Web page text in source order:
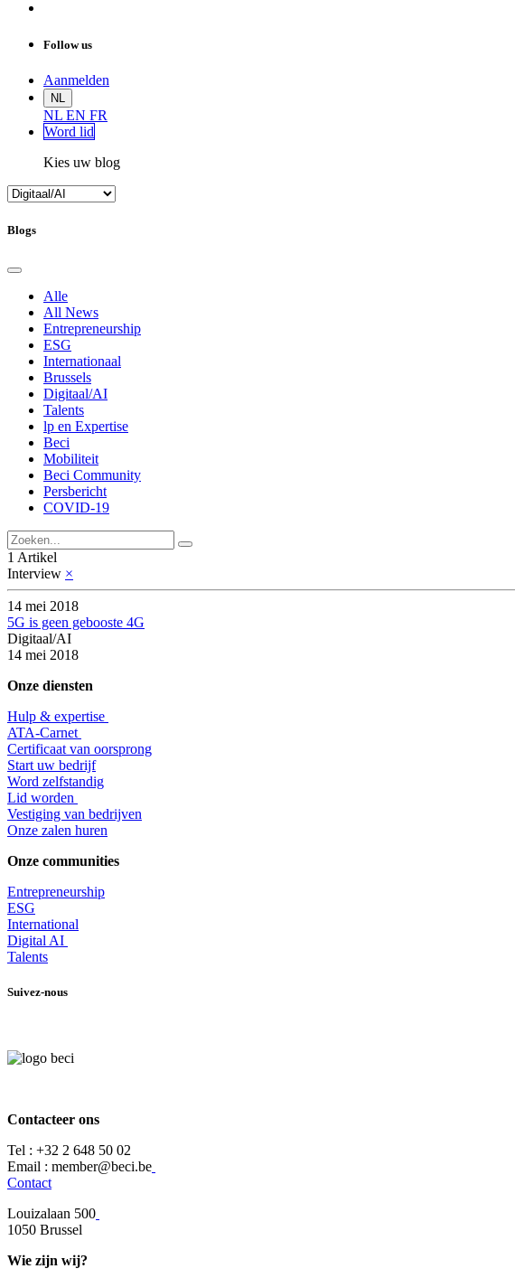
Follow us
Aanmelden
NL
NL EN FR
Word lid
Kies uw blog
Blogs
Alle
All News
Entrepreneurship
ESG
Internationaal
Brussels
Digitaal/AI
Talents
lp en Expertise
Beci
Mobiliteit
Beci Community
Persbericht
COVID-19
1 Artikel
Interview ×
14 mei 2018
5G is geen gebooste 4G
Digitaal/AI
14 mei 2018
Onze diensten
Hulp & expertise
​ATA-Carnet
Certificaat van oorsprong
Start uw bedrijf
Word zelfstandig
Lid worden
​Vestiging van bedrijven
Onze zalen huren
Onze communities
Entrepreneurship
ESG
International
Digital AI
Talents
Suivez-nous
Contacteer ons
Tel : +32 2 648 50 02​
​​Email : member@beci.be
Contact
Louizalaan 500
​1050 Brussel
Wie zijn wij?